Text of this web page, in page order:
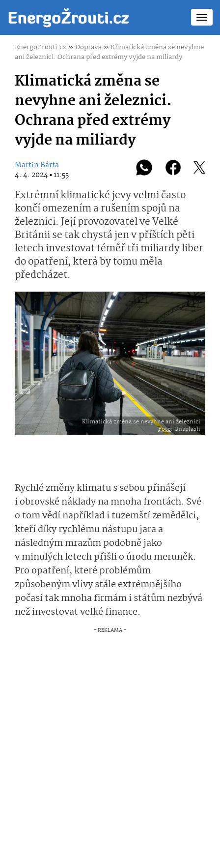
EnergoZrouti.cz»Doprava»Klimatická změna se nevyhne
ani železnici. Ochrana před extrémy vyjde na miliardy
Klimatická změna se
nevyhne ani železnici.
Ochrana před extrémy
vyjde na miliardy
Martin Bárta
4. 4. 2024 ▪ 11:55
Extrémní klimatické jevy velmi často
končí omezením a rušením spojů na
železnici. Její provozovatel ve Velké
Británii se tak chystá jen v příštích pěti
letech investovat téměř tři miliardy liber
do opatření, která by tomu měla
předcházet.
Klimatická změna se nevyhne ani železnici
Foto: Unsplash
Rychlé změny klimatu s sebou přinášejí
i obrovské náklady na mnoha frontách. Své
o tom vědí například i tuzemští zemědělci,
kteří díky rychlému nástupu jara a
následným mrazům podobně jako
v minulých letech přišli o úrodu meruněk.
Pro opatření, které problémům
způsobeným vlivy stále extrémnějšího
počasí tak mnoha firmám i státům nezbývá
než investovat velké finance.